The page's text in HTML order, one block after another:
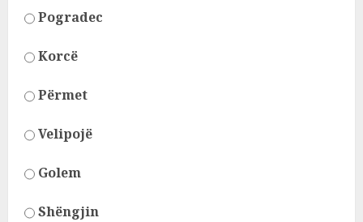
Pogradec
Korcë
Përmet
Velipojë
Golem
Shëngjin